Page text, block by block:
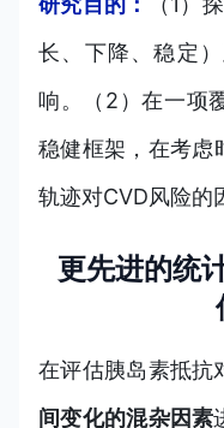
长、下降、稳定
响。（2）在一项
稳健框架，在考虑
轨迹对CVD风险的
更先进的统
在评估胰岛素抵抗
间变化的混杂因素